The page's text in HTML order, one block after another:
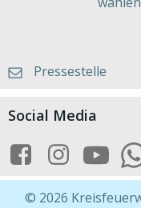
Pressestelle
Social Media
© 2026